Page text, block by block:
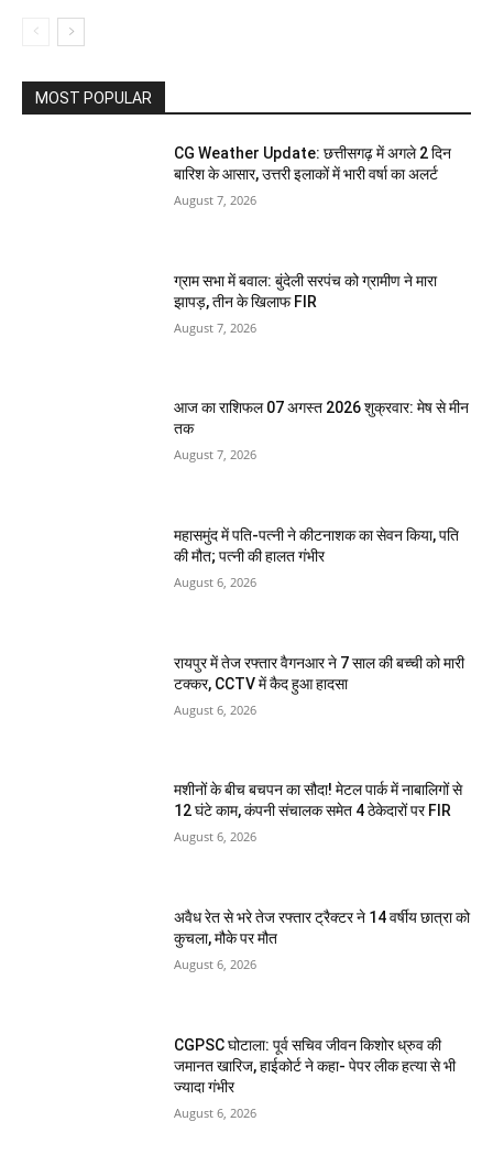
MOST POPULAR
CG Weather Update: छत्तीसगढ़ में अगले 2 दिन
बारिश के आसार, उत्तरी इलाकों में भारी वर्षा का अलर्ट
August 7, 2026
ग्राम सभा में बवाल: बुंदेली सरपंच को ग्रामीण ने मारा
झापड़, तीन के खिलाफ FIR
August 7, 2026
आज का राशिफल 07 अगस्त 2026 शुक्रवार: मेष से मीन
तक
August 7, 2026
महासमुंद में पति-पत्नी ने कीटनाशक का सेवन किया, पति
की मौत; पत्नी की हालत गंभीर
August 6, 2026
रायपुर में तेज रफ्तार वैगनआर ने 7 साल की बच्ची को मारी
टक्कर, CCTV में कैद हुआ हादसा
August 6, 2026
मशीनों के बीच बचपन का सौदा! मेटल पार्क में नाबालिगों से
12 घंटे काम, कंपनी संचालक समेत 4 ठेकेदारों पर FIR
August 6, 2026
अवैध रेत से भरे तेज रफ्तार ट्रैक्टर ने 14 वर्षीय छात्रा को
कुचला, मौके पर मौत
August 6, 2026
CGPSC घोटाला: पूर्व सचिव जीवन किशोर ध्रुव की
जमानत खारिज, हाईकोर्ट ने कहा- पेपर लीक हत्या से भी
ज्यादा गंभीर
August 6, 2026